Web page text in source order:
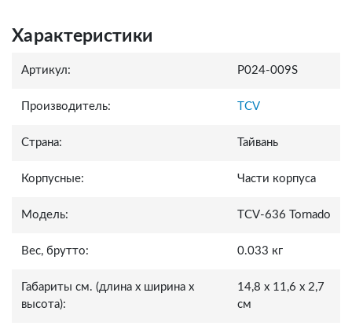
Характеристики
Артикул: P024-009S
Производитель: TCV
Страна: Тайвань
Корпусные: Части корпуса
Модель: TCV-636 Tornado
Вес, брутто: 0.033 кг
Габариты см. (длина x ширина x
высота):
14,8 x 11,6 x 2,7
см